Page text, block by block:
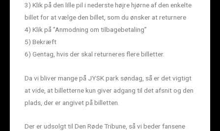
3) Klik på den lille pil i nederste højre hjørne af den enkelte
billet for at vælge den billet, som du ønsker at returnere
4) Klik på ”Anmodning om tilbagebetaling”
5) Bekræft
6) Gentag, hvis der skal returneres flere billetter.
Da vi bliver mange på JYSK park søndag, så er det vigtigt
at vide, at billetterne kun giver adgang til det afsnit og den
plads, der er angivet på billetten.
Der er udsolgt til Den Røde Tribune, så vi beder fansene